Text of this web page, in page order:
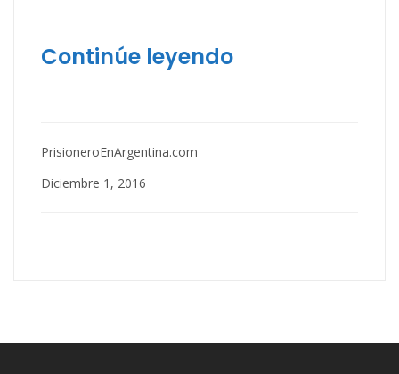
Continúe leyendo
PrisioneroEnArgentina.com
Diciembre 1, 2016